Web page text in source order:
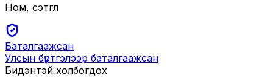
Ном, сэтгүүл
Баталгаажсан
Улсын бүртгэлээр баталгаажсан
Бидэнтэй холбогдох